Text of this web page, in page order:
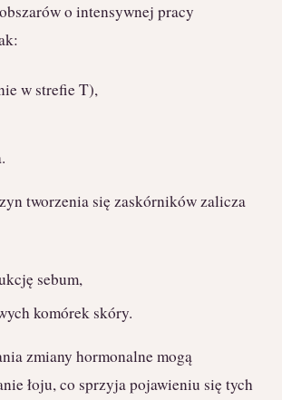
o intensywnej pracy
w strefie T),
tworzenia się zaskórników zalicza
sebum,
komórek skóry.
zmiany hormonalne mogą
łoju, co sprzyja pojawieniu się tych